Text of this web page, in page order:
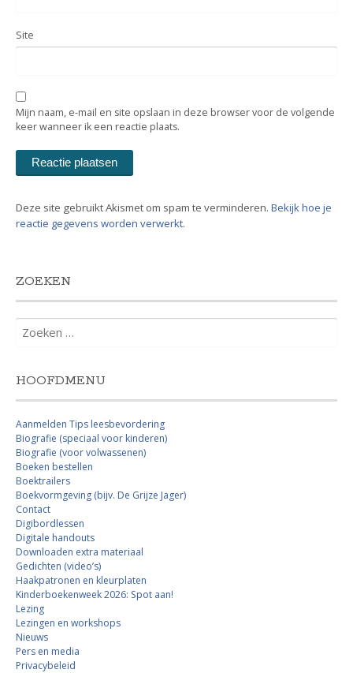
Site
Mijn naam, e-mail en site opslaan in deze browser voor de volgende
keer wanneer ik een reactie plaats.
Deze site gebruikt Akismet om spam te verminderen. Bekijk hoe je
reactie gegevens worden verwerkt.
ZOEKEN
naar:
HOOFDMENU
Aanmelden Tips leesbevordering
Biografie (speciaal voor kinderen)
Biografie (voor volwassenen)
Boeken bestellen
Boektrailers
Boekvormgeving (bijv. De Grijze Jager)
Contact
Digibordlessen
Digitale handouts
Downloaden extra materiaal
Gedichten (video’s)
Haakpatronen en kleurplaten
Kinderboekenweek 2026: Spot aan!
Lezing
Lezingen en workshops
Nieuws
Pers en media
Privacybeleid